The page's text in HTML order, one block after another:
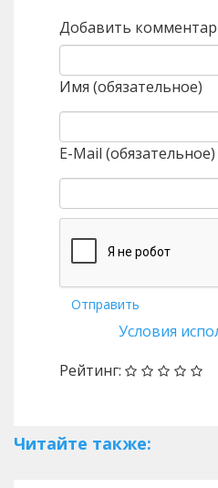
Добавить
Имя (обязательное)
E-Mail (обязательное)
Отправить
Условия
Рейтинг:
Читайте также: